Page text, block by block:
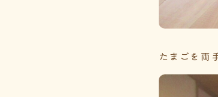
たまごを両